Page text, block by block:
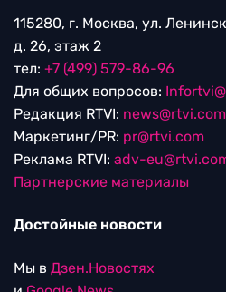
115280, г. Москва, ул.
д. 26, этаж 2
тел: +7 (499) 579-86-96
Для общих вопросов:
Редакция RTVI: news@rtvi.com
Маркетинг/PR: pr@rtvi.com
Реклама RTVI: adv-
Партнерские материалы
Достойные новости
Мы в Дзен.Новостях